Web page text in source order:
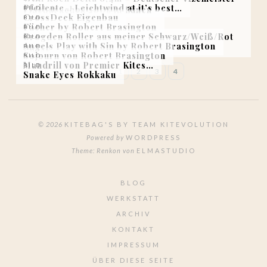
Flachdrachen 2008 in Lünen
Pfeilente… Leichtwind at it’s best…
BILD
CrossDeck Eigenbau
BILD
Fächer by Robert Brasington
BILD
Brogden Roller aus meiner Schwarz/Weiß/Rot
Phase
BILD
Angels Play with Sin by Robert Brasington
BILD
Sojourn von Robert Brasington
BILD
Mandrill von Premier Kites…
BILD
Snake Eyes Rokkaku
SEITE 4 VON 4 « 2 3 4
© 2026 KITEBAG'S BY TEAM KITEVOLUTION
Powered by WORDPRESS
Theme: Renkon von ELMASTUDIO
BLOG
WERKSTATT
ARCHIV
KONTAKT
IMPRESSUM
ÜBER DIESE SEITE